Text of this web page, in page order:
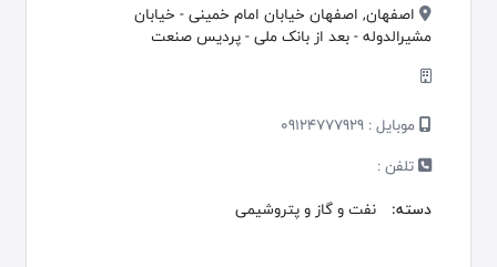
اصفهان, اصفهان خیابان امام خمینی - خیابان
مشیرالدوله - بعد از بانک ملی - پردیس صنعت
موبایل : 09124777929
تلفن :
دسته:
نفت و گاز و پتروشیمی